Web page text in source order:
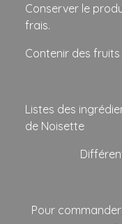
Conserver le
frais.
Contenir des
Listes des
de Noisette
Pour